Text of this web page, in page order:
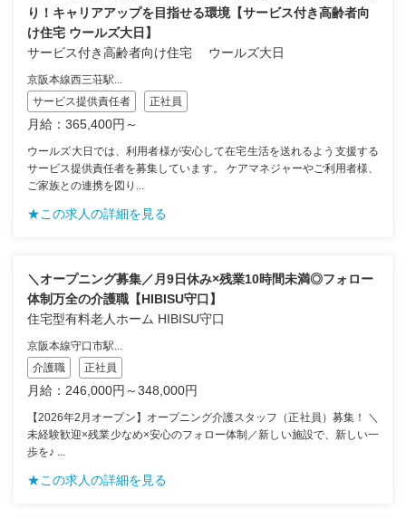
り！キャリアアップを目指せる環境【サービス付き高齢者向
け住宅 ウールズ大日】
サービス付き高齢者向け住宅 ウールズ大日
京阪本線西三荘駅...
サービス提供責任者
正社員
月給：365,400円～
ウールズ大日では、利用者様が安心して在宅生活を送れるよう支援する
サービス提供責任者を募集しています。 ケアマネジャーやご利用者様、
ご家族との連携を図り...
★この求人の詳細を見る
＼オープニング募集／月9日休み×残業10時間未満◎フォロー
体制万全の介護職【HIBISU守口】
住宅型有料老人ホーム HIBISU守口
京阪本線守口市駅...
介護職
正社員
月給：246,000円～348,000円
【2026年2月オープン】オープニング介護スタッフ（正社員）募集！ ＼
未経験歓迎×残業少なめ×安心のフォロー体制／新しい施設で、新しい一
歩を♪ ...
★この求人の詳細を見る